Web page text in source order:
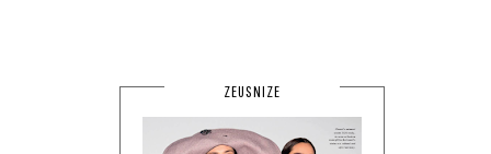
ZEUSNIZE